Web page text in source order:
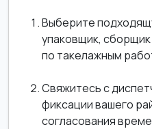
Выберите
упаковщик,
по такелажным
Свяжитесь с
фиксации вашего
согласования